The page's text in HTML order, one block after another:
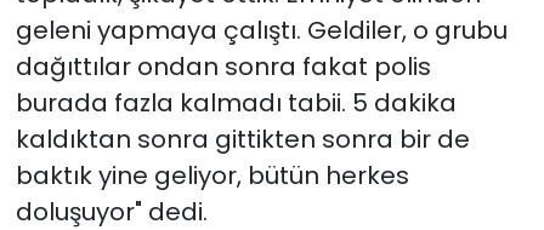
geleni yapmaya çalıştı. Geldiler, o grubu
dağıttılar ondan sonra fakat polis
burada fazla kalmadı tabii. 5 dakika
kaldıktan sonra gittikten sonra bir de
baktık yine geliyor, bütün herkes
doluşuyor" dedi.